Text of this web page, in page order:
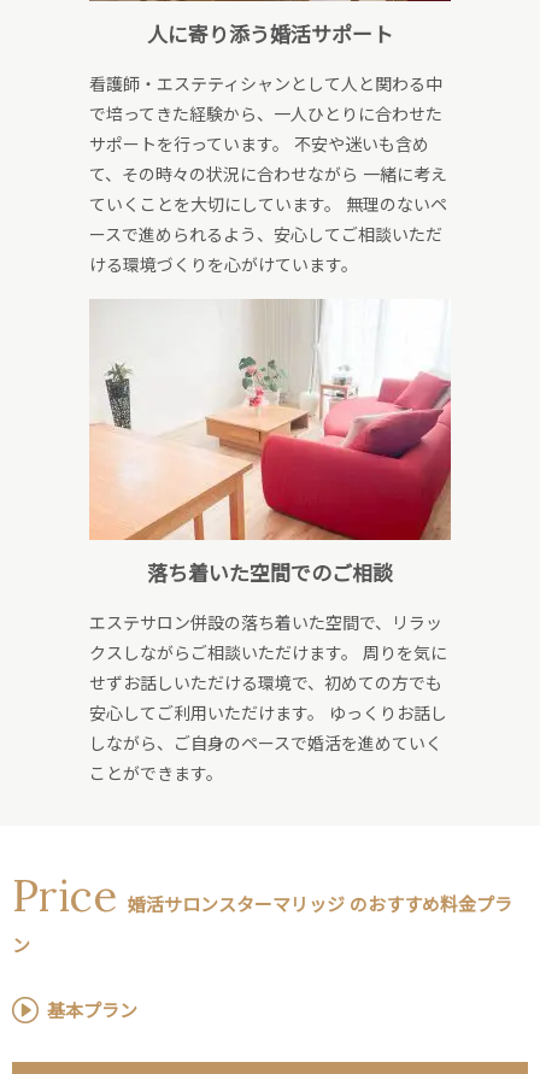
人に寄り添う婚活サポート
看護師・エステティシャンとして人と関わる中
で培ってきた経験から、一人ひとりに合わせた
サポートを行っています。 不安や迷いも含め
て、その時々の状況に合わせながら 一緒に考え
ていくことを大切にしています。 無理のないペ
ースで進められるよう、安心してご相談いただ
ける環境づくりを心がけています。
落ち着いた空間でのご相談
エステサロン併設の落ち着いた空間で、リラッ
クスしながらご相談いただけます。 周りを気に
せずお話しいただける環境で、初めての方でも
安心してご利用いただけます。 ゆっくりお話し
しながら、ご自身のペースで婚活を進めていく
ことができます。
Price 婚活サロンスターマリッジ のおすすめ料金プラ
ン
基本プラン